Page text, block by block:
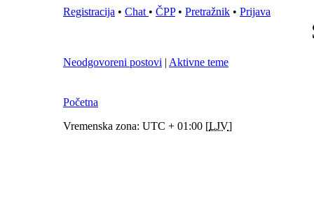
Registracija • Chat • ČPP• Pretražnik • Prijava
Neodgovoreni postovi | Aktivne teme
Početna
Vremenska zona: UTC + 01:00 [LJV]